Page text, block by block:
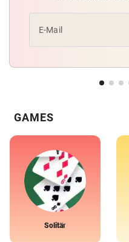
E-Mail
GAMES
Solitär